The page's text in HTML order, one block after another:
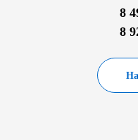
8
8